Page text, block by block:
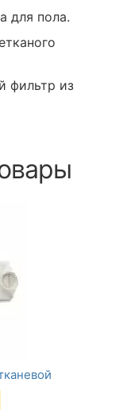
для пола.
фильтр из